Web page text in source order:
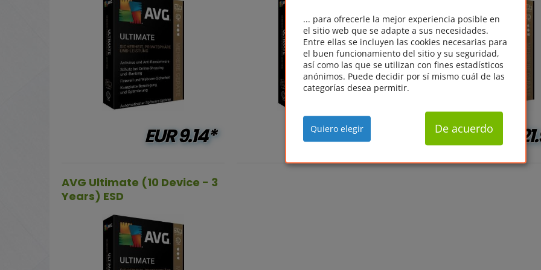
EUR9.14* EUR17.10* EUR
AVG Ultimate (10 Device - 3
Years) ESD
... para ofrecerle la mejor experiencia posible en
el sitio web que se adapte a sus necesidades.
Entre ellas se incluyen las cookies necesarias para
el buen funcionamiento del sitio y su seguridad,
así como las que se utilizan con fines estadísticos
anónimos. Puede decidir por sí mismo cuál de las
categorías desea permitir.
Quiero elegir De acuerdo